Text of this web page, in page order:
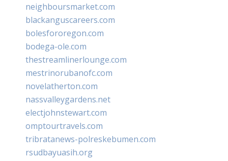
neighboursmarket.com
blackanguscareers.com
bolesfororegon.com
bodega-ole.com
thestreamlinerlounge.com
mestrinorubanofc.com
novelatherton.com
nassvalleygardens.net
electjohnstewart.com
omptourtravels.com
tribratanews-polreskebumen.com
rsudbayuasih.org